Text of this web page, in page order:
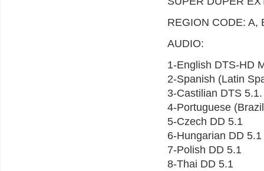
REGION CODE: A,
AUDIO:
1-English DTS-HD
2-Spanish (Latin
3-Castilian DTS 5.1.
4-Portuguese
5-Czech DD 5.1
6-Hungarian DD 5.1
7-Polish DD 5.1
8-Thai DD 5.1